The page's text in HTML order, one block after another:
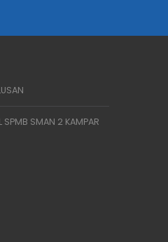
SPMB SMAN 2 KAMPAR